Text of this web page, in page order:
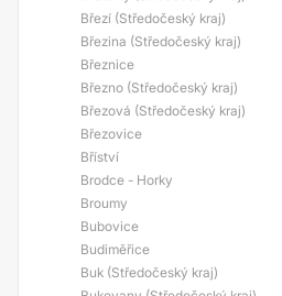
Březí (Středočeský kraj)
Březina (Středočeský kraj)
Březnice
Březno (Středočeský kraj)
Březová (Středočeský kraj)
Březovice
Bříství
Brodce - Horky
Broumy
Bubovice
Budiměřice
Buk (Středočeský kraj)